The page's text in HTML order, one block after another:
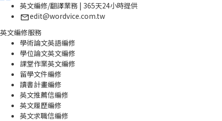
英文編修/翻譯業務 | 365天24小時提供
edit@wordvice.com.tw
英文編修服務
學術論文英語編修
學位論文英文編修
課堂作業英文編修
留學文件編修
讀書計畫編修
英文推薦信編修
英文履歷編修
英文求職信編修